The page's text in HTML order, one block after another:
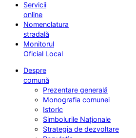
Servicii
online
Nomenclatura
stradală
Monitorul
Oficial Local
Despre
comună
Prezentare generală
Monografia comunei
Istoric
Simbolurile Naționale
Strategia de dezvoltare